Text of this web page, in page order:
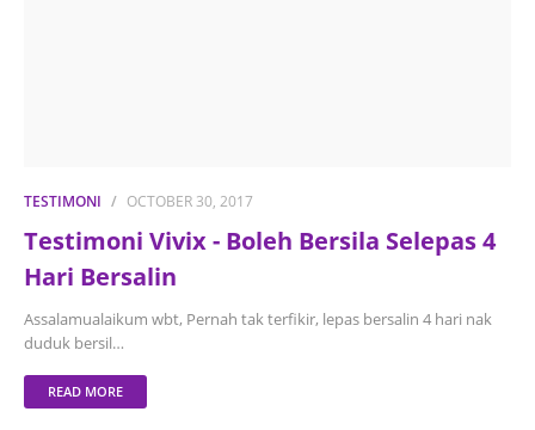
TESTIMONI OCTOBER 30, 2017
Testimoni Vivix - Boleh Bersila Selepas 4
Hari Bersalin
Assalamualaikum wbt, Pernah tak terfikir, lepas bersalin 4 hari nak
duduk bersil…
READ MORE